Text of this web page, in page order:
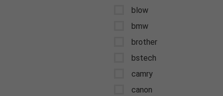
blow
bmw
brother
bstech
camry
canon